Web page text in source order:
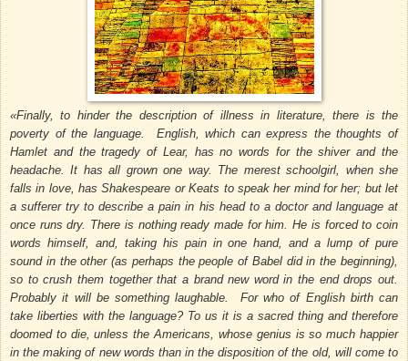
«Finally, to hinder the description of illness in literature, there is the
poverty of the language. English, which can express the thoughts of
Hamlet and the tragedy of Lear, has no words for the shiver and the
headache. It has all grown one way. The merest schoolgirl, when she
falls in love, has Shakespeare or Keats to speak her mind for her; but let
a sufferer try to describe a pain in his head to a doctor and language at
once runs dry. There is nothing ready made for him. He is forced to coin
words himself, and, taking his pain in one hand, and a lump of pure
sound in the other (as perhaps the people of Babel did in the beginning),
so to crush them together that a brand new word in the end drops out.
Probably it will be something laughable. For who of English birth can
take liberties with the language? To us it is a sacred thing and therefore
doomed to die, unless the Americans, whose genius is so much happier
in the making of new words than in the disposition of the old, will come to